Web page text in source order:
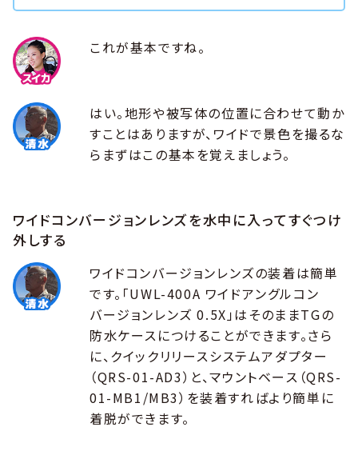
これが基本ですね。
はい。地形や被写体の位置に合わせて動か
すことはありますが、ワイドで景色を撮るな
らまずはこの基本を覚えましょう。
ワイドコンバージョンレンズを水中に入ってすぐつけ
外しする
ワイドコンバージョンレンズの装着は簡単
です。「UWL-400A ワイドアングルコン
バージョンレンズ 0.5X」はそのままTGの
防水ケースにつけることができます。さら
に、クイックリリースシステムアダプター
（QRS-01-AD3）と、マウントベース（QRS-
01-MB1/MB3）を装着すればより簡単に
着脱ができます。